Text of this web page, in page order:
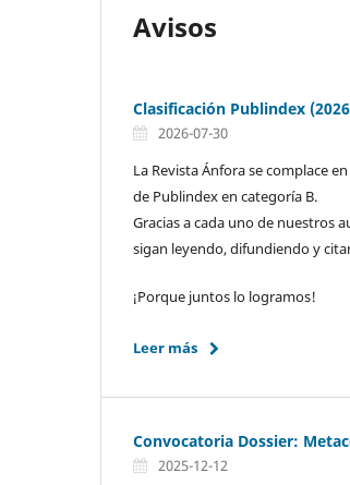
Avisos
Clasificación Publindex
2026-07-30
La Revista Ánfora se complace
de Publindex en categoría B.
Gracias a cada uno de nuestros
sigan leyendo, difundiendo y
¡Porque juntos lo logramos!
Leer más
Convocatoria Dossier:
2025-12-12